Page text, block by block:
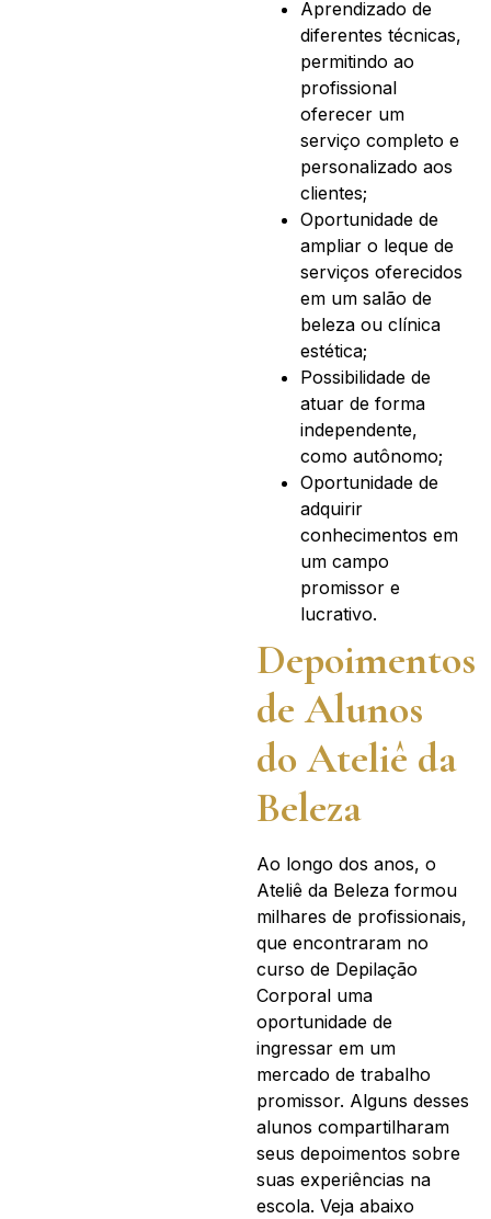
Aprendizado de
diferentes técnicas,
permitindo ao
profissional
oferecer um
serviço completo e
personalizado aos
clientes;
Oportunidade de
ampliar o leque de
serviços oferecidos
em um salão de
beleza ou clínica
estética;
Possibilidade de
atuar de forma
independente,
como autônomo;
Oportunidade de
adquirir
conhecimentos em
um campo
promissor e
lucrativo.
Depoimentos
de Alunos
do Ateliê da
Beleza
Ao longo dos anos, o
Ateliê da Beleza formou
milhares de profissionais,
que encontraram no
curso de Depilação
Corporal uma
oportunidade de
ingressar em um
mercado de trabalho
promissor. Alguns desses
alunos compartilharam
seus depoimentos sobre
suas experiências na
escola. Veja abaixo